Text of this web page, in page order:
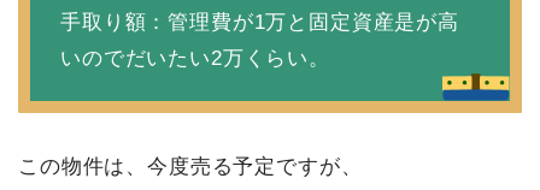
手取り額：管理費が1万と固定資産是が高
いのでだいたい2万くらい。
この物件は、今度売る予定ですが、